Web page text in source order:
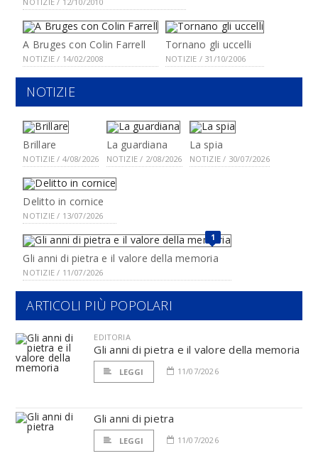
A Bruges con Colin Farrell
NOTIZIE / 14/02/2008
Tornano gli uccelli
NOTIZIE / 31/10/2006
NOTIZIE
Brillare
NOTIZIE / 4/08/2026
La guardiana
NOTIZIE / 2/08/2026
La spia
NOTIZIE / 30/07/2026
Delitto in cornice
NOTIZIE / 13/07/2026
1
Gli anni di pietra e il valore della memoria
NOTIZIE / 11/07/2026
ARTICOLI PIÙ POPOLARI
EDITORIA
Gli anni di pietra e il valore della memoria
LEGGI 11/07/2026
Gli anni di pietra
LEGGI 11/07/2026